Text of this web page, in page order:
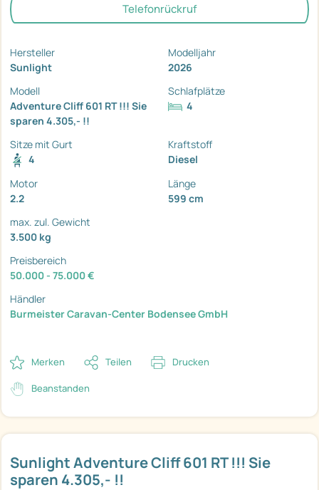
Sunlight Adventure Cliff 601 RT !!! Sie
sparen 4.305,- !!
Telefonrückruf
Hersteller
Sunlight
Modelljahr
2026
Modell
Adventure Cliff 601 RT !!! Sie
sparen 4.305,- !!
Schlafplätze
4
Sitze mit Gurt
4
Kraftstoff
Diesel
Motor
2.2
Länge
599 cm
max. zul. Gewicht
3.500 kg
Preisbereich
50.000 - 75.000 €
Händler
Burmeister Caravan-Center Bodensee GmbH
Merken Teilen Drucken
Beanstanden